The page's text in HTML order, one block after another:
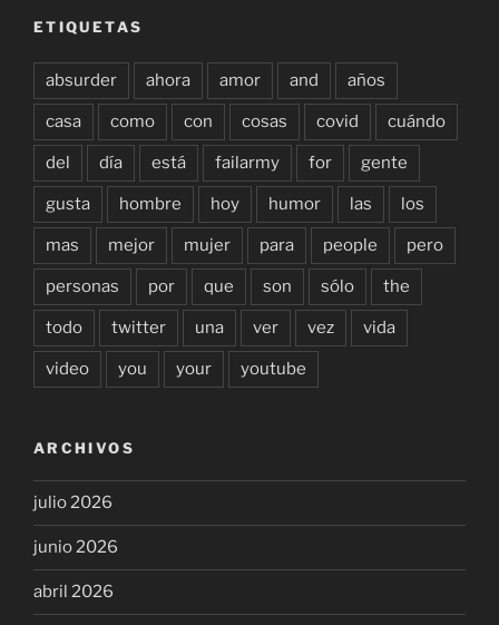
ETIQUETAS
absurder ahora amor and años
casa como con cosas covid cuándo
del día está failarmy for gente
gusta hombre hoy humor las los
mas mejor mujer para people pero
personas por que son sólo the
todo twitter una ver vez vida
video you your youtube
ARCHIVOS
julio 2026
junio 2026
abril 2026